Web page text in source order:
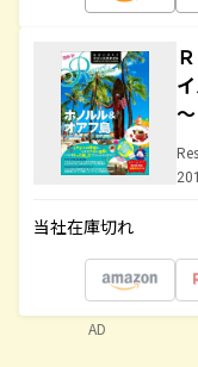
当社在庫切れ
AD